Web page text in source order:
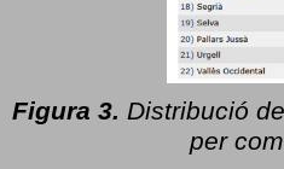
Figura 3. Distribució
per